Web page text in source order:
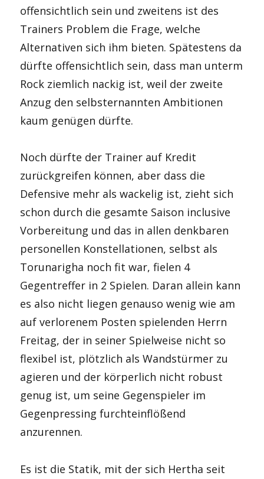
offensichtlich sein und zweitens ist des
Trainers Problem die Frage, welche
Alternativen sich ihm bieten. Spätestens da
dürfte offensichtlich sein, dass man unterm
Rock ziemlich nackig ist, weil der zweite
Anzug den selbsternannten Ambitionen
kaum genügen dürfte.
Noch dürfte der Trainer auf Kredit
zurückgreifen können, aber dass die
Defensive mehr als wackelig ist, zieht sich
schon durch die gesamte Saison inclusive
Vorbereitung und das in allen denkbaren
personellen Konstellationen, selbst als
Torunarigha noch fit war, fielen 4
Gegentreffer in 2 Spielen. Daran allein kann
es also nicht liegen genauso wenig wie am
auf verlorenem Posten spielenden Herrn
Freitag, der in seiner Spielweise nicht so
flexibel ist, plötzlich als Wandstürmer zu
agieren und der körperlich nicht robust
genug ist, um seine Gegenspieler im
Gegenpressing furchteinflößend
anzurennen.
Es ist die Statik, mit der sich Hertha seit